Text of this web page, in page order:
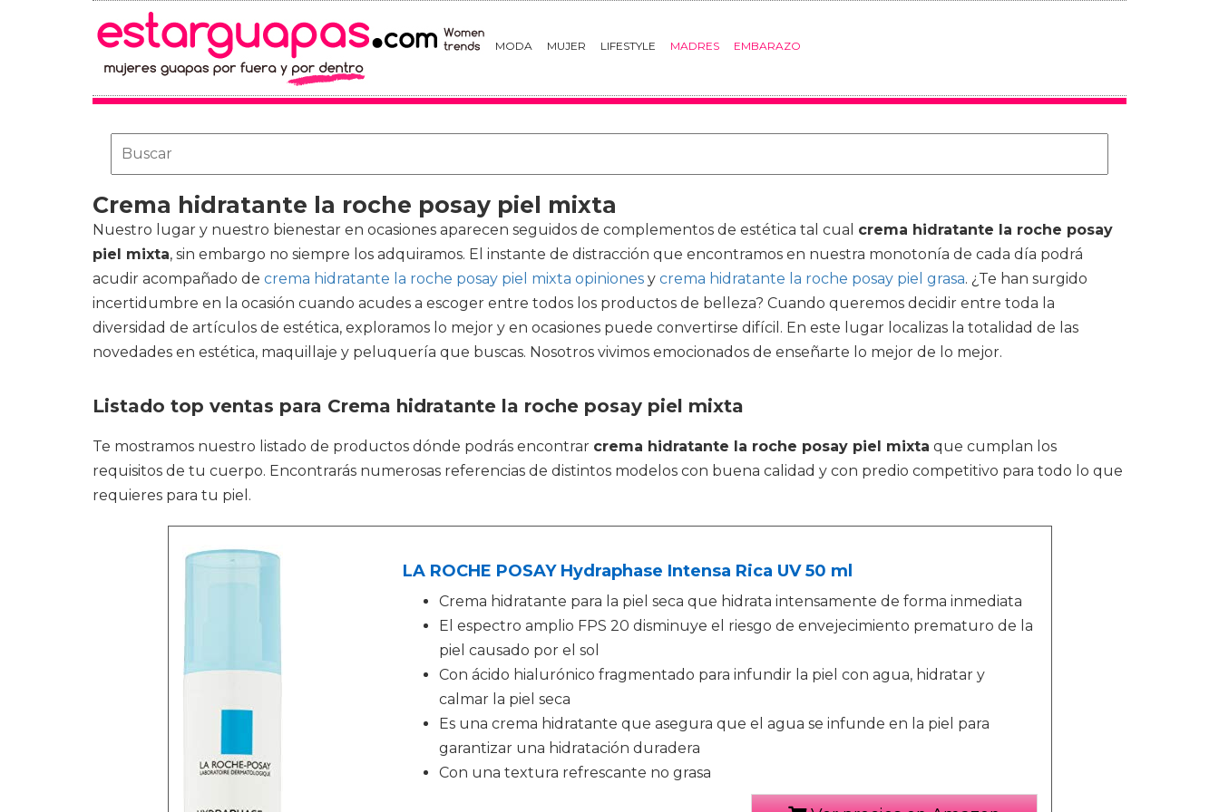
MODA MUJER LIFESTYLE MADRES EMBARAZO
Crema hidratante la roche posay piel mixta
Nuestro lugar y nuestro bienestar en ocasiones aparecen seguidos de complementos de estética tal cual crema hidratante la roche posay
piel mixta, sin embargo no siempre los adquiramos. El instante de distracción que encontramos en nuestra monotonía de cada día podrá
acudir acompañado de crema hidratante la roche posay piel mixta opiniones y crema hidratante la roche posay piel grasa. ¿Te han surgido
incertidumbre en la ocasión cuando acudes a escoger entre todos los productos de belleza? Cuando queremos decidir entre toda la
diversidad de artículos de estética, exploramos lo mejor y en ocasiones puede convertirse difícil. En este lugar localizas la totalidad de las
novedades en estética, maquillaje y peluquería que buscas. Nosotros vivimos emocionados de enseñarte lo mejor de lo mejor.
Listado top ventas para Crema hidratante la roche posay piel mixta
Te mostramos nuestro listado de productos dónde podrás encontrar crema hidratante la roche posay piel mixta que cumplan los
requisitos de tu cuerpo. Encontrarás numerosas referencias de distintos modelos con buena calidad y con predio competitivo para todo lo que
requieres para tu piel.
LA ROCHE POSAY Hydraphase Intensa Rica UV 50 ml
Crema hidratante para la piel seca que hidrata intensamente de forma inmediata
El espectro amplio FPS 20 disminuye el riesgo de envejecimiento prematuro de la
piel causado por el sol
Con ácido hialurónico fragmentado para infundir la piel con agua, hidratar y
calmar la piel seca
Es una crema hidratante que asegura que el agua se infunde en la piel para
garantizar una hidratación duradera
Con una textura refrescante no grasa